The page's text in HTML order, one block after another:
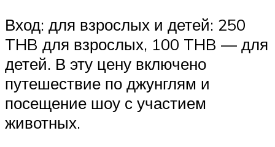
Вход: для взрослых и детей: 250
THB для взрослых, 100 THB — для
детей. В эту цену включено
путешествие по джунглям и
посещение шоу с участием
животных.